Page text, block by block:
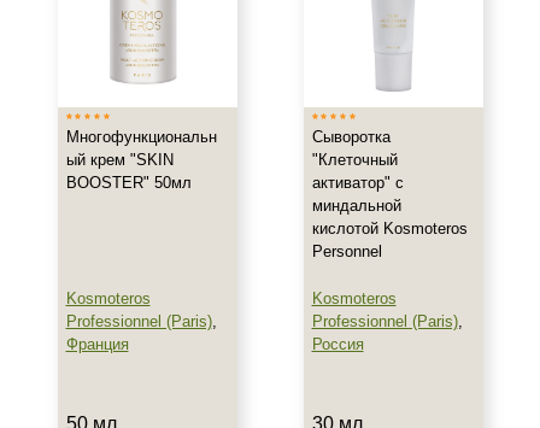
Показать еще
Любой возраст (от 18 лет)
После 20
Осветление
Показать еще
Многофункциональн
ый крем "SKIN
BOOSTER" 50мл
Kosmoteros
Professionnel (Paris),
Франция
50 мл
Сыворотка
"Клеточный
активатор" с
миндальной
кислотой Kosmoteros
Personnel
Kosmoteros
Professionnel (Paris),
Россия
30 мл